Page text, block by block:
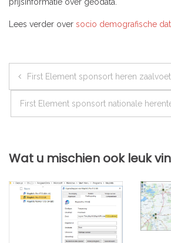
Lees verder over socio demografische
Bericht
navigatie
First Element sponsort heren
First Element sponsort nationale
Wat u mischien ook leuk